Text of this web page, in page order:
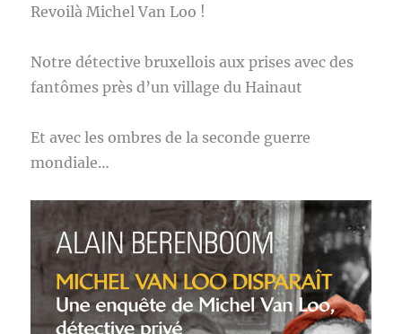
Revoilà Michel Van Loo !
Notre détective bruxellois aux prises avec des
fantômes près d’un village du Hainaut
Et avec les ombres de la seconde guerre
mondiale…